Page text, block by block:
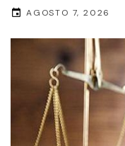
AGOSTO 7, 2026